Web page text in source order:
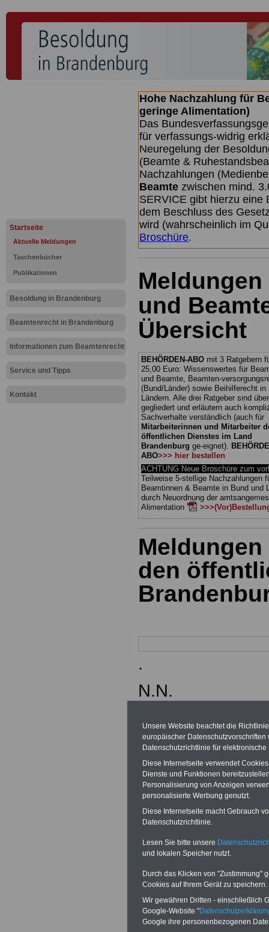
Startseite
Aktuelle Meldungen
Taschenbücher
Publikationen
Besoldung in Brandenburg
Beamtenrecht in Brandenburg
Informationen zum Beamtenrecht
Service und Tipps
Kontakt
Hohe Nachzahlung für
geringe Alimentation)
Das
für verfassungs-widrig
Neuregelung der
(Beamte &
Nachzahlungen
Beamte zwischen mind.
SERVICE gibt hierzu eine
dem Beschluss des
wird (wahrscheinlich im
Broschüre.
und
Übersicht
BEHÖRDEN-ABO mit 3 Ratgebern
25,00 Euro: Wissenswertes für
und Beamte, Beamten-
(Bund/Länder) sowie Beihilferecht in
Ländern. Alle drei Ratgeber sind
gegliedert und erläutern auch
Sachverhalte verständlich (auch für
Mitarbeiterinnen und Mitarbeiter
öffentlichen Dienstes im Land
Brandenburg ge-eignet).
ABO>>> hier bestellen
ACHTUNG Neue Broschüre zum
Teilweise 5-stellige Nachzahlungen
Beamtinnen & Beamte in Bund und
durch Neuordnung der
Alimentation
den
.
N.N.
N.N.
N.N.
Unsere Website beachtet die
europäischer
Datenschutzrichtlinie für
Diese Internetseite verwendet
Dienste und Funktionen
Personalisierung von Anzeigen
personalisierte Werbung genutzt.
Diese Internetseite macht Gebrauch
Datenschutzrichtlinie.
Lesen Sie bitte unsere
und lokalen Speicher nutzt.
Durch das Klicken von "Zustimmung"
Cookies auf Ihrem Gerät zu speichern.
Wir gewähren Dritten - einschließlich
Google-Website "
Google ihre personenbezogenen